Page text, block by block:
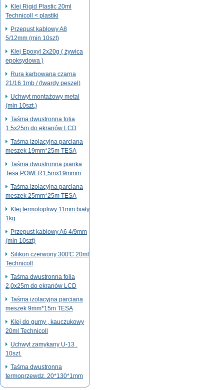
Klej Rigid Plastic 20ml
Technicoll < plastiki
Przepust kablowy A8
5/12mm (min 10szt)
Klej Epoxyl 2x20g ( żywica
epoksydowa )
Rura karbowana czarna
21/16 1mb / (twardy peszel)
Uchwyt montażowy metal
(min 10szt.)
Taśma dwustronna folia
1,5x25m do ekranów LCD
Taśma izolacyjna parciana
meszek 19mm*25m TESA
Taśma dwustronna pianka
Tesa POWER1,5mx19mmm
Taśma izolacyjna parciana
meszek 25mm*25m TESA
Klej termotopliwy 11mm biały
1kg
Przepust kablowy A6 4/9mm
(min 10szt)
Silikon czerwony 300'C 20ml
Technicoll
Taśma dwustronna folia
2,0x25m do ekranów LCD
Taśma izolacyjna parciana
meszek 9mm*15m TESA
Klej do gumy , kauczukowy
20ml Technicoll
Uchwyt zamykany U-13 .
10szt.
Taśma dwustronna
termoprzewdz. 20*130*1mm